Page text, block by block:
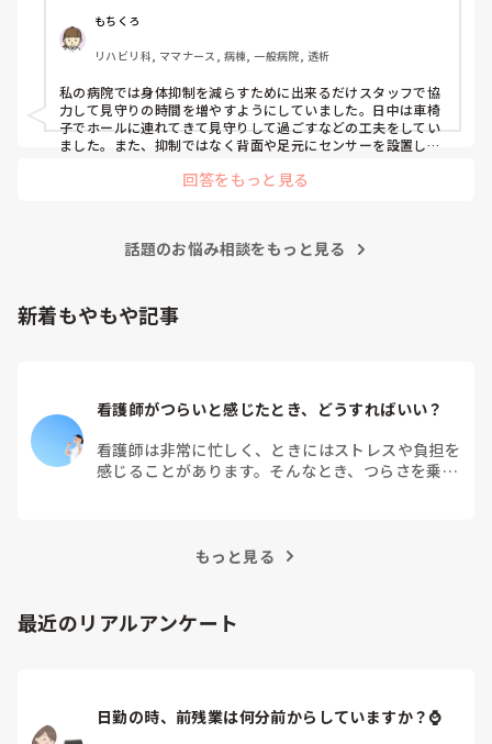
もちくろ
リハビリ科, ママナース, 病棟, 一般病院, 透析
私の病院では身体抑制を減らすために出来るだけスタッフで協
力して見守りの時間を増やすようにしていました。日中は車椅
子でホールに連れてきて見守りして過ごすなどの工夫をしてい
ました。また、抑制ではなく背面や足元にセンサーを設置した
要な原因（Baカテーテル、mgカテーテル、点滴など）があれ
回答をもっと見る
話題のお悩み相談をもっと見る
新着もやもや記事
看護師がつらいと感じたとき、どうすればいい？
看護師は非常に忙しく、ときにはストレスや負担を
感じることがあります。そんなとき、つらさを乗り
もっと見る
最近のリアルアンケート
日勤の時、前残業は何分前からしていますか？⌚